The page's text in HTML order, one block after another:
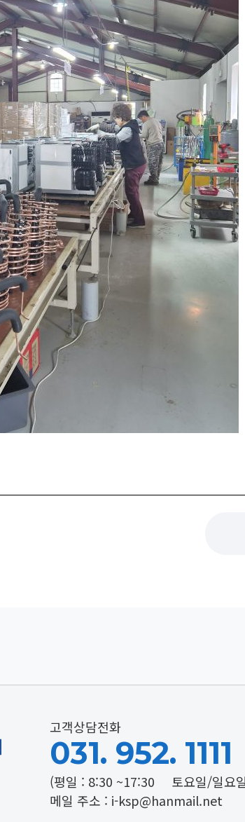
고객상담전화
031. 952. 1111
(평일 : 8:30 ~17:30 토요일/일요
메일 주소 : i-ksp@hanmail.net